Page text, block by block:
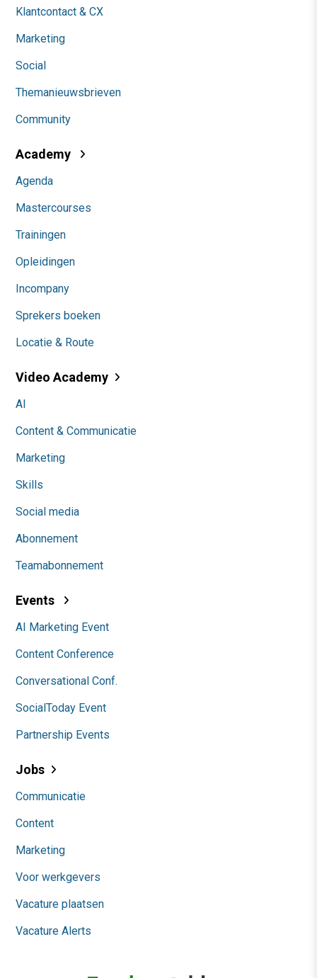
Klantcontact & CX
Marketing
Social
Themanieuwsbrieven
Community
Academy
Agenda
Mastercourses
Trainingen
Opleidingen
Incompany
Sprekers boeken
Locatie & Route
Video Academy
AI
Content & Communicatie
Marketing
Skills
Social media
Abonnement
Teamabonnement
Events
AI Marketing Event
Content Conference
Conversational Conf.
SocialToday Event
Partnership Events
Jobs
Communicatie
Content
Marketing
Voor werkgevers
Vacature plaatsen
Vacature Alerts